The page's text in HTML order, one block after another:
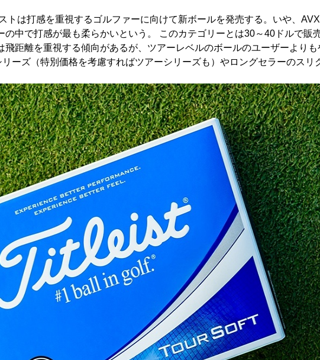
トは打感を重視するゴルファーに向けて新ボールを発売する。いや、
の中で打感が最も柔らかいという。 このカテゴリーとは30～40ドルで
飛距離を重視する傾向があるが、ツアーレベルのボールのユーザーより
ーズ（特別価格を考慮すればツアーシリーズも）やロングセラーのス